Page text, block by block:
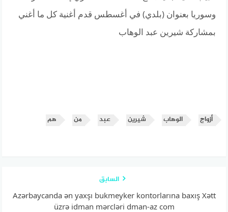
وسوريا بعنوان (بلدي) في أغسطس قدم أغنية كل ما أغني
بمشاركة شيرين عبد الوهاب
أزواج الوهاب شيرين عبد من هم
السابق
Аzərbаyсаndа ən yаxşı bukmеykеr kоntоrlаrınа bаxış Xətt
üzrə idmаn mərсləri dmаn-аz соm